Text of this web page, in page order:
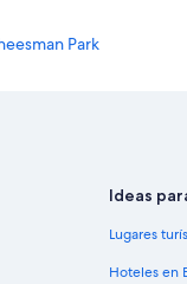
Park
- Broadway
Hill
Ideas
Lugares
Hoteles en